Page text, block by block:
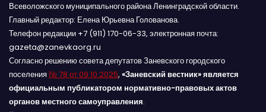
Всеволожского муниципального района Ленинградской области.
Главный редактор: Елена Юрьевна Голованова.
Телефон редакции +7 (911) 170-06-33, электронная почта:
gazeta@zanevkaorg.ru
Согласно решению совета депутатов Заневского городского
поселения № 78 от 09.10.2025, «Заневский вестник» является
официальным публикатором нормативно-правовых актов
органов местного самоуправления.